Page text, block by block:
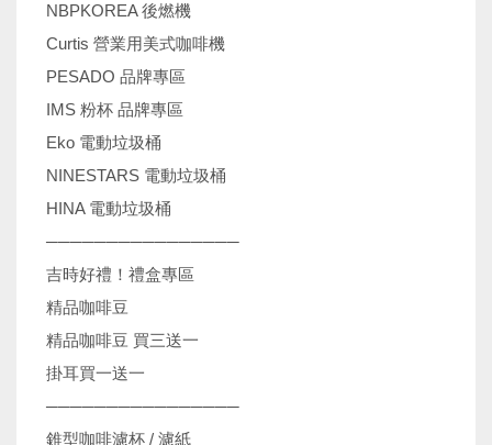
NBPKOREA 後燃機
Curtis 營業用美式咖啡機
PESADO 品牌專區
IMS 粉杯 品牌專區
Eko 電動垃圾桶
NINESTARS 電動垃圾桶
HINA 電動垃圾桶
────────────────
吉時好禮！禮盒專區
精品咖啡豆
精品咖啡豆 買三送一
掛耳買一送一
────────────────
錐型咖啡濾杯 / 濾紙